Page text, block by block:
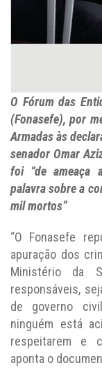
O Fórum das
(Fonasefe), por
Armadas às
senador Omar
foi “de ameaça
palavra sobre a
mil mortos”
“O Fonasefe
apuração dos
Ministério da
responsáveis,
de governo
ninguém está
respeitarem e
aponta o